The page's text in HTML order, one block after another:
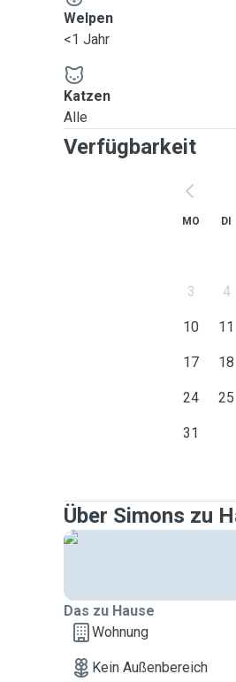
Welpen
<1 Jahr
Katzen
Alle
Verfügbarkeit
MO DI
3 4
10 11
17 18
24 25
31
Über Simons zu
Das zu Hause
Wohnung
Kein Außenbereich